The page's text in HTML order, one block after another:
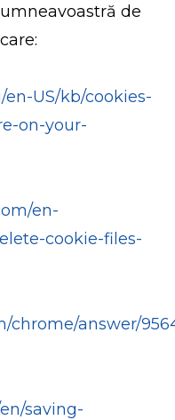
de
US/kb/cookies-
on-your-
en-
cookie-files-
chrome/answer/
saving-